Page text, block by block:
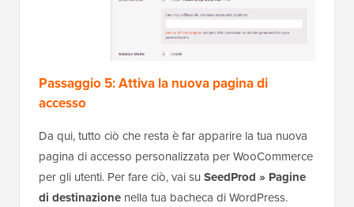
Passaggio 5: Attiva la nuova pagina di
accesso
Da qui, tutto ciò che resta è far apparire la tua nuova
pagina di accesso personalizzata per WooCommerce
per gli utenti. Per fare ciò, vai su SeedProd » Pagine
di destinazione nella tua bacheca di WordPress.